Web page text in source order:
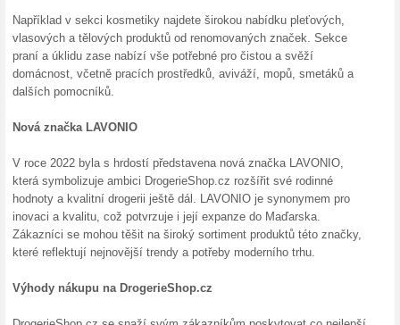
Doprava zdarma při
Pokud nakoupíte v
dopravu budete mít zdarma.
ušetřete. Bližší informace o
Drogerieshop.cz.